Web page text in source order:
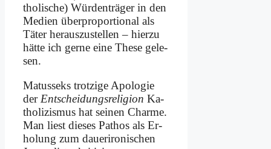
tho­li­sche) Wür­den­trä­ger in den
Me­di­en über­pro­por­tio­nal als
Tä­ter her­aus­zu­stel­len – hier­zu
hät­te ich ger­ne ei­ne The­se ge­le­
sen.
Ma­tus­seks trot­zi­ge Apo­lo­gie
der Ent­schei­dungs­re­li­gi­on Ka­
tho­li­zis­mus hat sei­nen Charme.
Man liest die­ses Pa­thos als Er­
ho­lung zum dau­er­i­ro­ni­schen